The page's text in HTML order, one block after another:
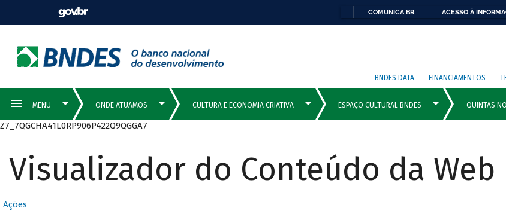
COMUNICA BR ACESSO À
BNDES DATA FINANCIAMENTOS
Z7_7QGCHA41L0RP906P422Q9QGGA7
Visualizador do Conteúdo da Web
Ações